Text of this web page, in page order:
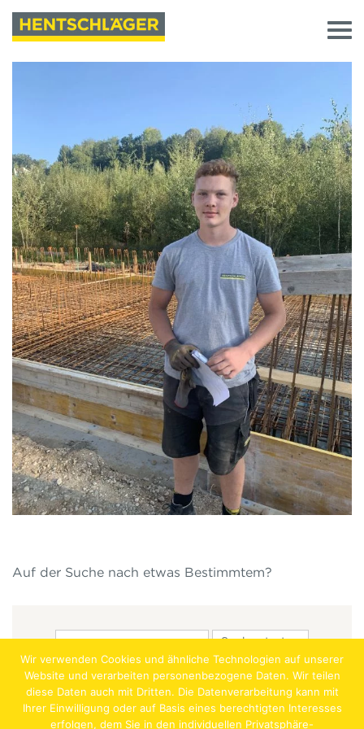
Auf der Suche nach etwas Bestimmtem?
Wir verwenden Cookies und ähnliche Technologien auf unserer
Website und verarbeiten personenbezogene Daten. Wir teilen
diese Daten auch mit Dritten. Die Datenverarbeitung kann mit
Ihrer Einwilligung oder auf Basis eines berechtigten Interesses
erfolgen, dem Sie in den individuellen Privatsphäre-